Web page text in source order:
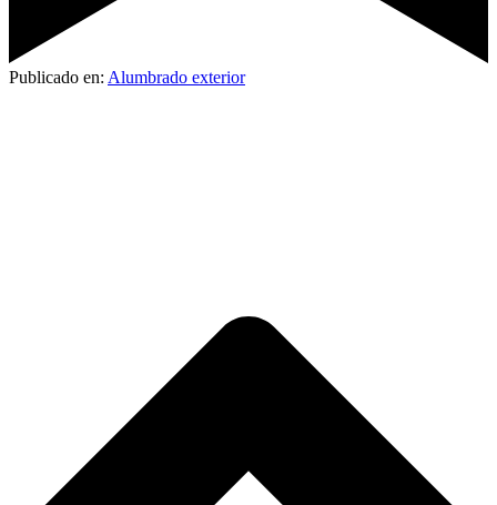
Publicado en: Alumbrado exterior